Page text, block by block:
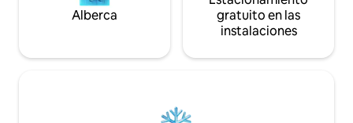
Alberca
gratuito en las
instalaciones